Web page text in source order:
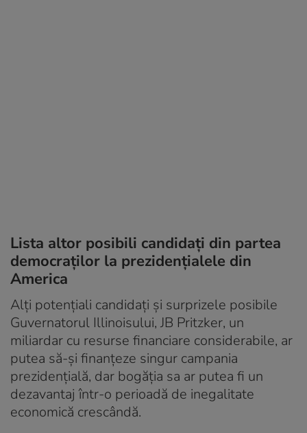
Lista altor posibili candidați din partea
democraților la prezidențialele din
America
Alți potențiali candidați și surprizele posibile
Guvernatorul Illinoisului, JB Pritzker, un
miliardar cu resurse financiare considerabile, ar
putea să-și finanțeze singur campania
prezidențială, dar bogăția sa ar putea fi un
dezavantaj într-o perioadă de inegalitate
economică crescândă.